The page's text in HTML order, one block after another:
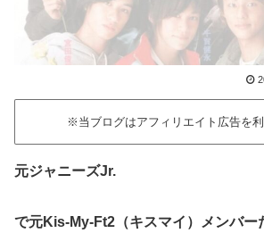
※当ブログはアフィリエイト広告を
元ジャニーズJr.
で元Kis-My-Ft2（キスマイ）メンバー